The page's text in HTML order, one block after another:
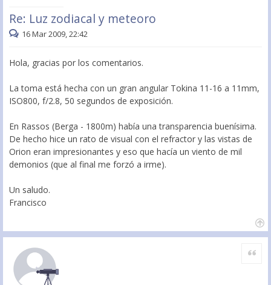
Re: Luz zodiacal y meteoro
16 Mar 2009, 22:42
Hola, gracias por los comentarios.
La toma está hecha con un gran angular Tokina 11-16 a 11mm,
ISO800, f/2.8, 50 segundos de exposición.
En Rassos (Berga - 1800m) había una transparencia buenísima.
De hecho hice un rato de visual con el refractor y las vistas de
Orion eran impresionantes y eso que hacía un viento de mil
demonios (que al final me forzó a irme).
Un saludo.
Francisco
Citar